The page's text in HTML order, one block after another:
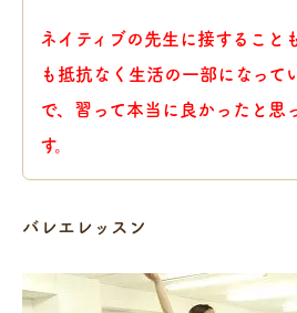
ネイティブの先生に接すること
も抵抗なく生活の一部になって
で、習って本当に良かったと思
す。
バレエレッスン